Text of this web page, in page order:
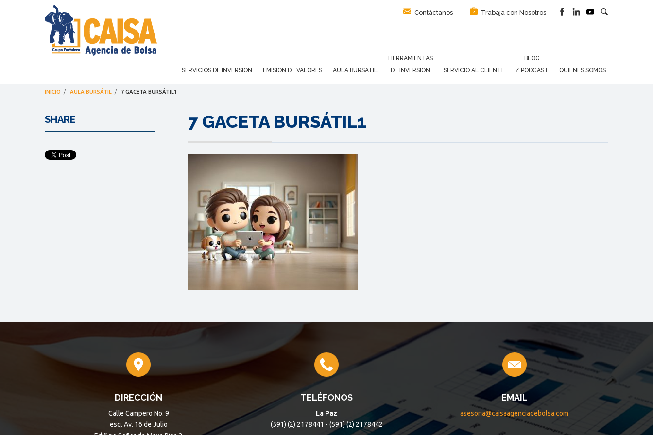
Contáctanos Trabaja con Nosotros
SERVICIOS DE INVERSIÓN EMISIÓN DE VALORES AULA BURSÁTIL
HERRAMIENTAS
DE INVERSIÓN
SERVICIO AL CLIENTE
BLOG
/ PODCAST
QUIÉNES SOMOS
INICIO / AULA BURSÁTIL / 7 GACETA BURSÁTIL1
SHARE 7 GACETA BURSÁTIL1
DIRECCIÓN
Calle Campero No. 9
esq. Av. 16 de Julio
TELÉFONOS
La Paz
(591) (2) 2178441 - (591) (2) 2178442
EMAIL
asesoria@caisaagenciadebolsa.com